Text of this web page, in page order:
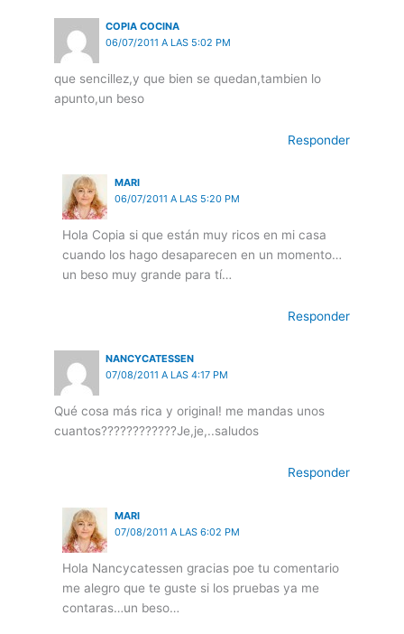
COPIA COCINA
06/07/2011 A LAS 5:02 PM
que sencillez,y que bien se quedan,tambien lo
apunto,un beso
Responder
MARI
06/07/2011 A LAS 5:20 PM
Hola Copia si que están muy ricos en mi casa
cuando los hago desaparecen en un momento…
un beso muy grande para tí…
Responder
NANCYCATESSEN
07/08/2011 A LAS 4:17 PM
Qué cosa más rica y original! me mandas unos
cuantos????????????Je,je,..saludos
Responder
MARI
07/08/2011 A LAS 6:02 PM
Hola Nancycatessen gracias poe tu comentario
me alegro que te guste si los pruebas ya me
contaras…un beso…